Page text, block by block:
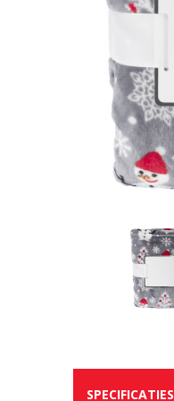
SPECIFICATIES